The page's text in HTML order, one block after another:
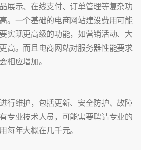
展示、在线支付、订单管理等复杂功
。一个基础的电商网站建设费用可能
实现更高级的功能，如营销活动、大
高。而且电商网站对服务器性能要求
相应增加。
行维护，包括更新、安全防护、故障
专业技术人员，可能需要聘请专业的
每年大概在几千元。